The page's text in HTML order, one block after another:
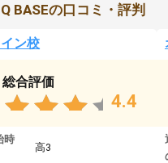
BASEの口コミ・評判
ン校
総合評価
4.4
時
高3